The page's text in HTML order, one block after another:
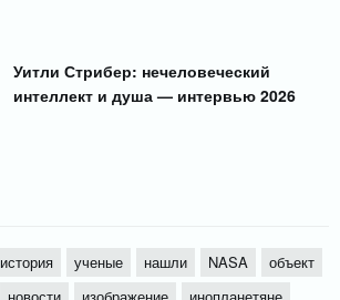
Уитли Стрибер: нечеловеческий
интеллект и душа — интервью 2026
история ученые нашли NASA
объект